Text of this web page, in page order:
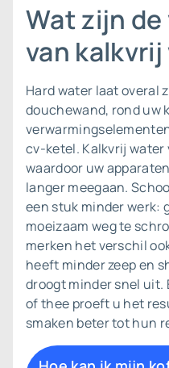
Wat zijn
van
Hard water laat overal
douchewand, rond uw
cv-ketel. Kalkvrij
waardoor uw
langer meegaan.
een stuk minder werk:
moeizaam weg te
merken het verschil
heeft minder zeep en
droogt minder snel uit.
of thee proeft u het
smaken beter tot hun